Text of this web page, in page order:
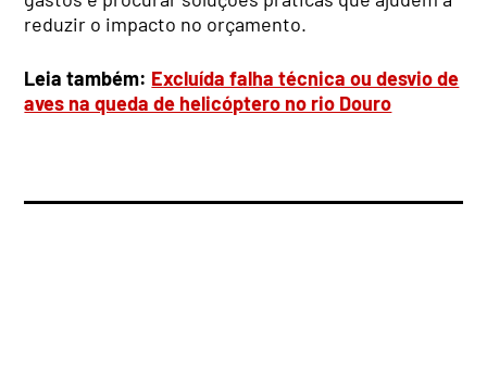
reduzir o impacto no orçamento.
Leia também: Excluída falha técnica ou desvio de
aves na queda de helicóptero no rio Douro